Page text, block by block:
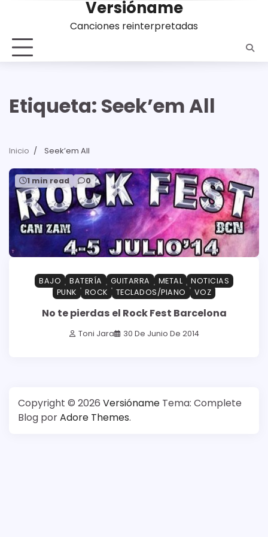
contenido
Versióname
Canciones reinterpretadas
Etiqueta: Seek’em All
Inicio Seek’em All
1 min read 0
BAJO BATERÍA GUITARRA METAL
NOTICIAS
PUNK
ROCK TECLADOS/PIANO VOZ
No te pierdas el Rock Fest Barcelona
Toni Jara 30 De Junio De 2014
Copyright © 2026 Versióname Tema: Complete
Blog porAdore Themes.